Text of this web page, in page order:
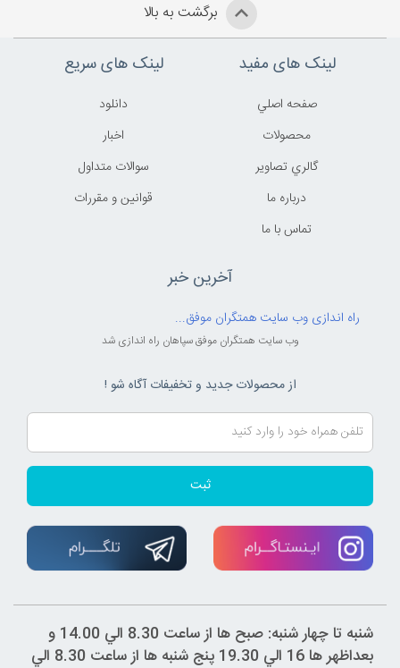
برگشت به بالا
لینک های مفید
صفحه اصلي
محصولات
گالري تصاوير
درباره ما
تماس با ما
لینک های سریع
دانلود
اخبار
سوالات متداول
قوانين و مقررات
آخرین خبر
راه اندازی وب سایت همتگران موفق...
وب سایت همتگران موفق سپاهان راه اندازی شد
از محصولات جدید و تخفیفات آگاه شو !
ثبت
شنبه تا چهار شنبه: صبح ها از ساعت 8.30 الي 14.00 و
بعداظهر ها 16 الي 19.30 پنج شنبه ها از ساعت 8.30 الي